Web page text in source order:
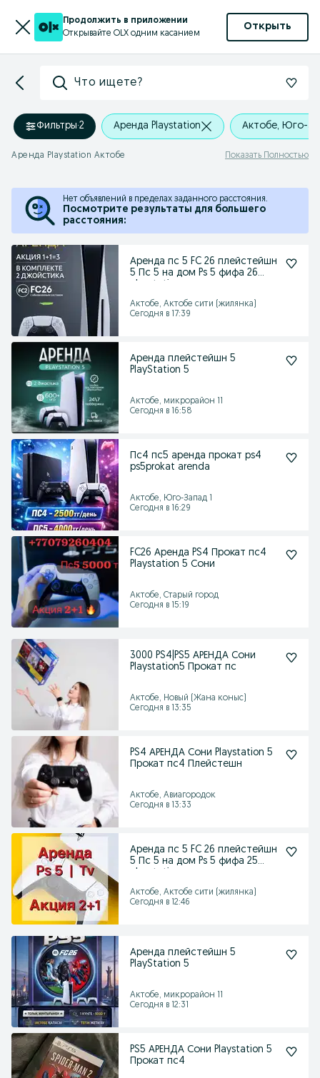
Продолжить в приложении
Открывайте OLX одним касанием
Открыть
Что ищете?
Фильтры·2 Аренда Playstation Актобе, Юго-
Аренда Playstation Актобе Показать Полностью
Нет объявлений в пределах заданного расстояния.
Посмотрите результаты для большего
расстояния:
Аренда пс 5 FC 26 плейстейшн
5 Пс 5 на дом Ps 5 фифа 26
Актобе, Актобе сити (жилянка)
Сегодня в 17:39
Аренда плейстейшн 5
PlayStation 5
Актобе, микрорайон 11
Сегодня в 16:58
Пс4 пс5 аренда прокат ps4
ps5prokat arenda
Актобе, Юго-Запад 1
Сегодня в 16:29
FC26 Аренда PS4 Прокат пс4
Playstation 5 Сони
Актобе, Старый город
Сегодня в 15:19
3000 PS4|PS5 АРЕНДА Сони
Playstation5 Прокат пс
Актобе, Новый (Жана коныс)
Сегодня в 13:35
PS4 АРЕНДА Сони Playstation 5
Прокат пс4 Плейстешн
Актобе, Авиагородок
Сегодня в 13:33
Аренда пс 5 FC 26 плейстейшн
5 Пс 5 на дом Ps 5 фифа 25
Актобе, Актобе сити (жилянка)
Сегодня в 12:46
Аренда плейстейшн 5
PlayStation 5
Актобе, микрорайон 11
Сегодня в 12:31
PS5 АРЕНДА Сони Playstation 5
Прокат пс4